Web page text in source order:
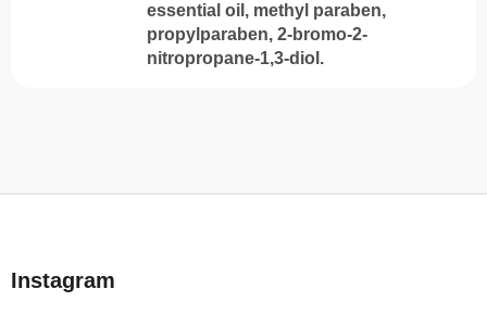
essential oil, methyl paraben,
propylparaben, 2-bromo-2-
nitropropane-1,3-diol.
bInstagram